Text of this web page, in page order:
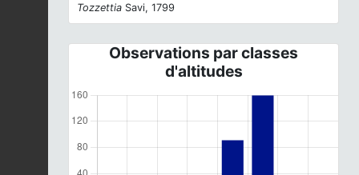
Tozzettia Savi, 1799
Observations par classes
d'altitudes